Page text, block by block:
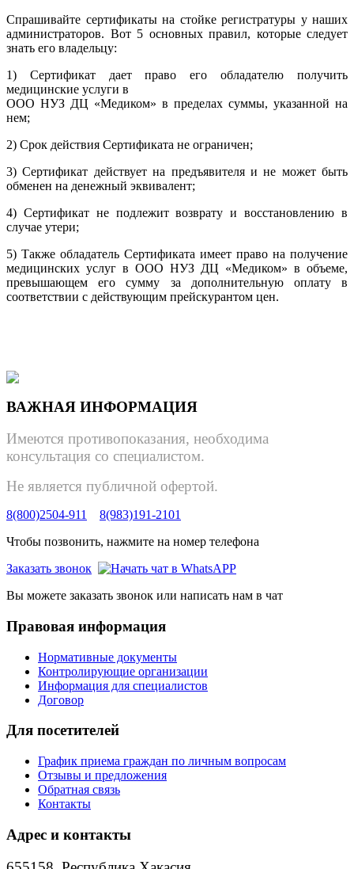
Спрашивайте сертификаты на стойке регистратуры у наших
администраторов. Вот 5 основных правил, которые следует
знать его владельцу:
1) Сертификат дает право его обладателю получить
медицинские услуги в
ООО НУЗ ДЦ «Медиком» в пределах суммы, указанной на
нем;
2) Срок действия Сертификата не ограничен;
3) Сертификат действует на предъявителя и не может быть
обменен на денежный эквивалент;
4) Сертификат не подлежит возврату и восстановлению в
случае утери;
5) Также обладатель Сертификата имеет право на получение
медицинских услуг в ООО НУЗ ДЦ «Медиком» в объеме,
превышающем его сумму за дополнительную оплату в
соответствии с действующим прейскурантом цен.
ВАЖНАЯ ИНФОРМАЦИЯ
Имеются противопоказания, необходима
консультация со специалистом.
Не является публичной офертой.
8(800)2504-911
8(983)191-2101
Чтобы позвонить, нажмите на номер телефона
Заказать звонок
Вы можете заказать звонок или написать нам в чат
Правовая информация
Нормативные документы
Контролирующие организации
Информация для специалистов
Договор
Для посетителей
График приема граждан по личным вопросам
Отзывы и предложения
Обратная связь
Контакты
Адрес и контакты